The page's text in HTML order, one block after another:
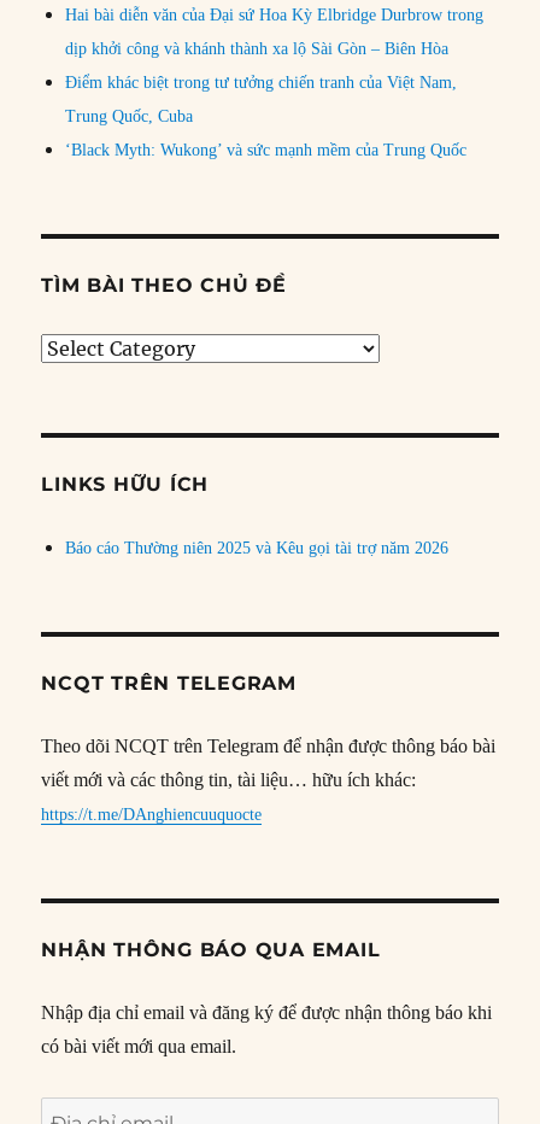
Hai bài diễn văn của Đại sứ Hoa Kỳ Elbridge Durbrow trong
dịp khởi công và khánh thành xa lộ Sài Gòn – Biên Hòa
Điểm khác biệt trong tư tưởng chiến tranh của Việt Nam,
Trung Quốc, Cuba
‘Black Myth: Wukong’ và sức mạnh mềm của Trung Quốc
TÌM BÀI THEO CHỦ ĐỀ
Tìm
đề
LINKS HỮU ÍCH
Báo cáo Thường niên 2025 và Kêu gọi tài trợ năm 2026
NCQT TRÊN TELEGRAM
Theo dõi NCQT trên Telegram để nhận được thông báo bài
viết mới và các thông tin, tài liệu… hữu ích khác:
https://t.me/DAnghiencuuquocte
NHẬN THÔNG BÁO QUA EMAIL
Nhập địa chỉ email và đăng ký để được nhận thông báo khi
có bài viết mới qua email.
Địa